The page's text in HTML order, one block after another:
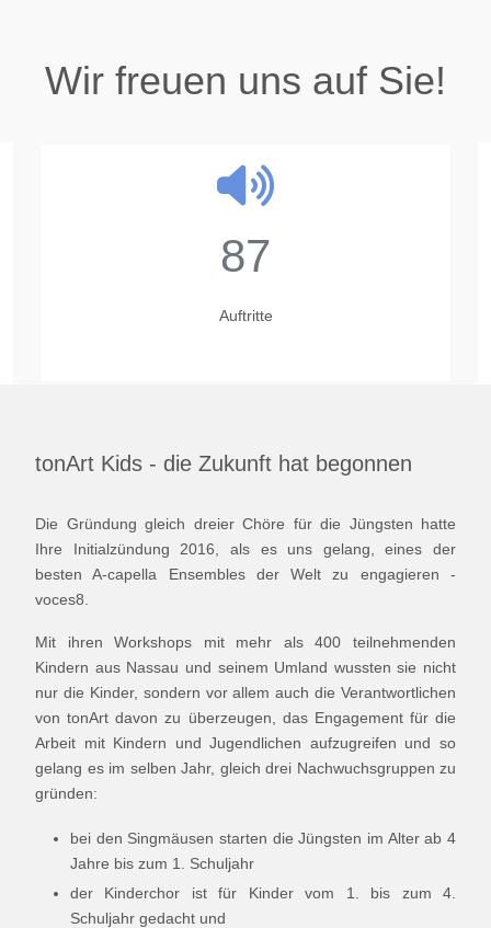
Wir freuen uns auf Sie!
87
Auftritte
tonArt Kids - die Zukunft hat begonnen
Die Gründung gleich dreier Chöre für die Jüngsten hatte
Ihre Initialzündung 2016, als es uns gelang, eines der
besten A-capella Ensembles der Welt zu engagieren -
voces8.
Mit ihren Workshops mit mehr als 400 teilnehmenden
Kindern aus Nassau und seinem Umland wussten sie nicht
nur die Kinder, sondern vor allem auch die Verantwortlichen
von tonArt davon zu überzeugen, das Engagement für die
Arbeit mit Kindern und Jugendlichen aufzugreifen und so
gelang es im selben Jahr, gleich drei Nachwuchsgruppen zu
gründen:
bei den Singmäusen starten die Jüngsten im Alter ab 4
Jahre bis zum 1. Schuljahr
der Kinderchor ist für Kinder vom 1. bis zum 4.
Schuljahr gedacht und